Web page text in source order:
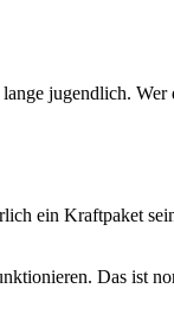
jugendlich.
ein Kraftpaket
Das ist